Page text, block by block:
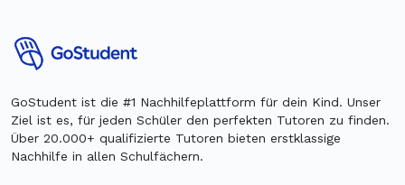
GoStudent ist die #1 Nachhilfeplattform für dein Kind. Unser
Ziel ist es, für jeden Schüler den perfekten Tutoren zu finden.
Über 20.000+ qualifizierte Tutoren bieten erstklassige
Nachhilfe in allen Schulfächern.